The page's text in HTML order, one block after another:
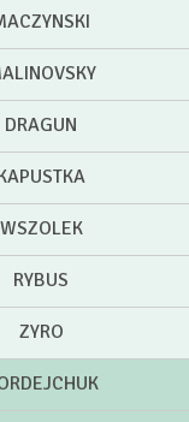
DRAGUN
WSZOLEK
RYBUS
ZYRO